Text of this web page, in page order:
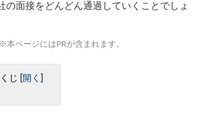
の面接をどんどん通過していくことでしょ
※本ページにはPRが含まれます。
じ 開く